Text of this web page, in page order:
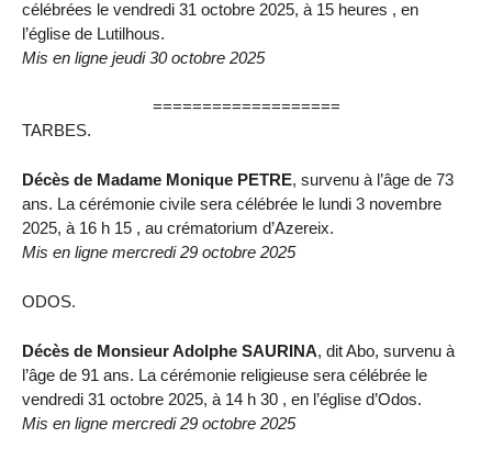
célébrées le vendredi 31 octobre 2025, à 15 heures , en
l’église de Lutilhous.
Mis en ligne jeudi 30 octobre 2025
===================
TARBES.
Décès de Madame Monique PETRE, survenu à l’âge de 73
ans. La cérémonie civile sera célébrée le lundi 3 novembre
2025, à 16 h 15 , au crématorium d’Azereix.
Mis en ligne mercredi 29 octobre 2025
ODOS.
Décès de Monsieur Adolphe SAURINA, dit Abo, survenu à
l’âge de 91 ans. La cérémonie religieuse sera célébrée le
vendredi 31 octobre 2025, à 14 h 30 , en l’église d’Odos.
Mis en ligne mercredi 29 octobre 2025